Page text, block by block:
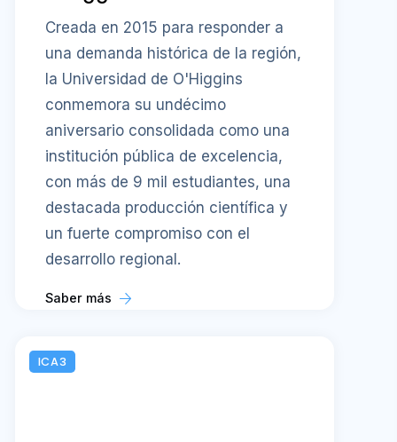
Creada en 2015 para responder a
una demanda histórica de la región,
la Universidad de O'Higgins
conmemora su undécimo
aniversario consolidada como una
institución pública de excelencia,
con más de 9 mil estudiantes, una
destacada producción científica y
un fuerte compromiso con el
desarrollo regional.
Saber más
ICA3